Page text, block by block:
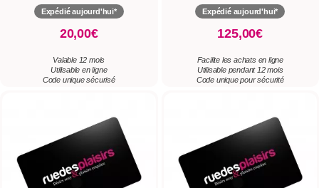
Expédié aujourd'hui*
20,00€
Valable 12 mois
Utilisable en ligne
Code unique sécurisé
Expédié aujourd'hui*
125,00€
Facilite les achats en ligne
Utilisable pendant 12 mois
Code unique pour sécurité